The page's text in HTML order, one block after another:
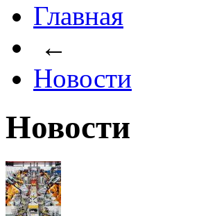
Главная
←
Новости
Новости